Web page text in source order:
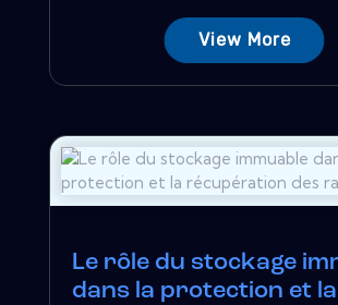
View More
Le rôle du stockage
dans la protection et la